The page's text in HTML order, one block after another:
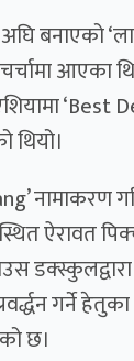
बनाएको
चर्चामा आएका
थियो।
नामाकरण
ऐरावत
गर्ने
छ।